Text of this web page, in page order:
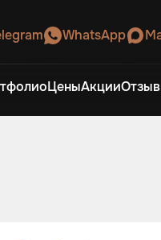
WhatsApp
ЦеныАкции